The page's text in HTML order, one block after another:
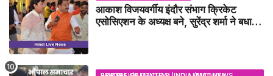
आकाश विजयवर्गीय इंदौर संभाग क्रिकेट
एसोसिएशन के अध्यक्ष बने, सुरेंद्र शर्मा ने बधाई